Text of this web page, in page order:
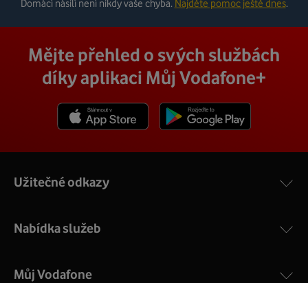
Domácí násilí není nikdy vaše chyba. Najděte pomoc ještě dnes.
Mějte přehled o svých službách
díky aplikaci Můj Vodafone+
Užitečné odkazy
Nabídka služeb
Můj Vodafone